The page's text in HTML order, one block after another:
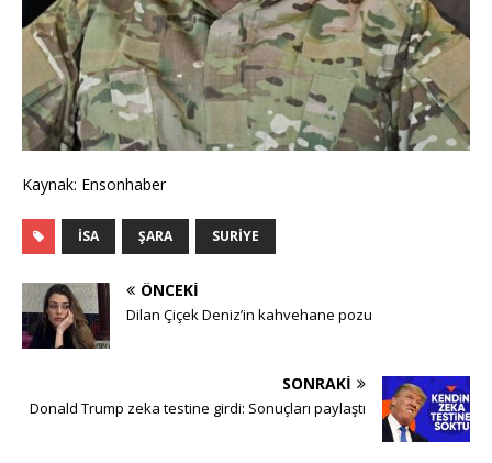
Kaynak: Ensonhaber
İSA ŞARA SURIYE
ÖNCEKI
Dilan Çiçek Deniz’in kahvehane pozu
SONRAKI
Donald Trump zeka testine girdi: Sonuçları paylaştı